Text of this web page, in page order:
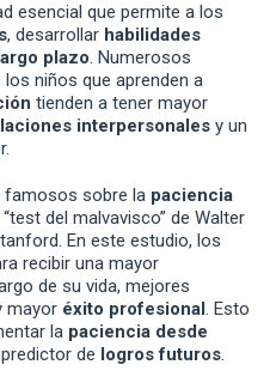
esencial que permite a los
, desarrollar habilidades
plazo. Numerosos
niños que aprenden a
tienden a tener mayor
interpersonales y un
famosos sobre la paciencia
del malvavisco” de Walter
En este estudio, los
recibir una mayor
de su vida, mejores
mayor éxito profesional. Esto
la paciencia desde
de logros futuros.